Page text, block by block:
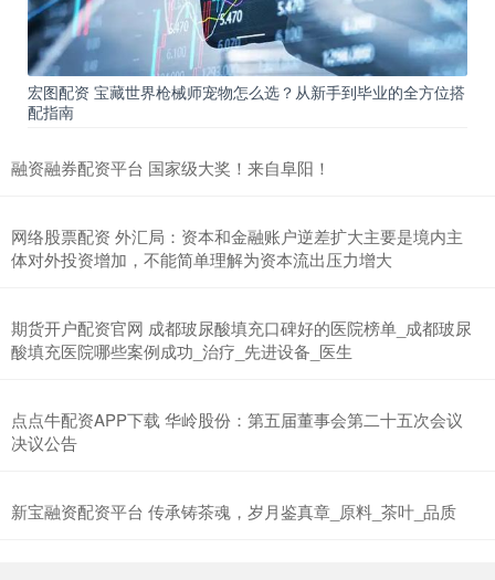
宏图配资 宝藏世界枪械师宠物怎么选？从新手到毕业的全方位搭
配指南
融资融券配资平台 国家级大奖！来自阜阳！
网络股票配资 外汇局：资本和金融账户逆差扩大主要是境内主
体对外投资增加，不能简单理解为资本流出压力增大
期货开户配资官网 成都玻尿酸填充口碑好的医院榜单_成都玻尿
酸填充医院哪些案例成功_治疗_先进设备_医生
点点牛配资APP下载 华岭股份：第五届董事会第二十五次会议
决议公告
新宝融资配资平台 传承铸茶魂，岁月鉴真章_原料_茶叶_品质